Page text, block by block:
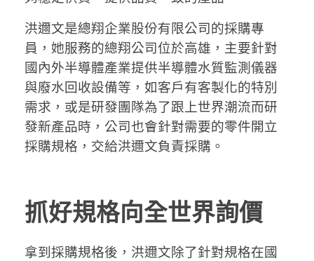
洪邇文是總翔企業股份有限公司的採購專
員，她服務的總翔公司位於高雄，主要針對
國內外半導體產業提供半導體水質監測儀器
與廢水回收設備等，如客戶有客製化的特別
需求，或是研發團隊為了跟上世界潮流而研
發新產品時，公司也會針對需要的零件開立
採購規格，交給洪邇文負責採購。
抓好規格向全世界詢價
拿到採購規格後，洪邇文除了針對規格在國